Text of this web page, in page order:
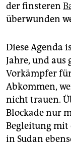
der finsteren
überwunden
Diese Agenda
Jahre, und
Vorkämpfer
Abkommen,
nicht trauen.
Blockade nur
Begleitung mit
in Sudan